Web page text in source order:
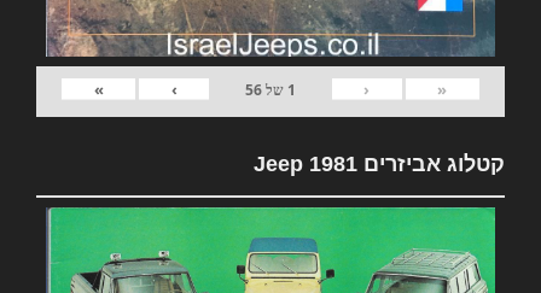
«
‹
1 של56
›
»
קטלוג אביזרים 1981 Jeep